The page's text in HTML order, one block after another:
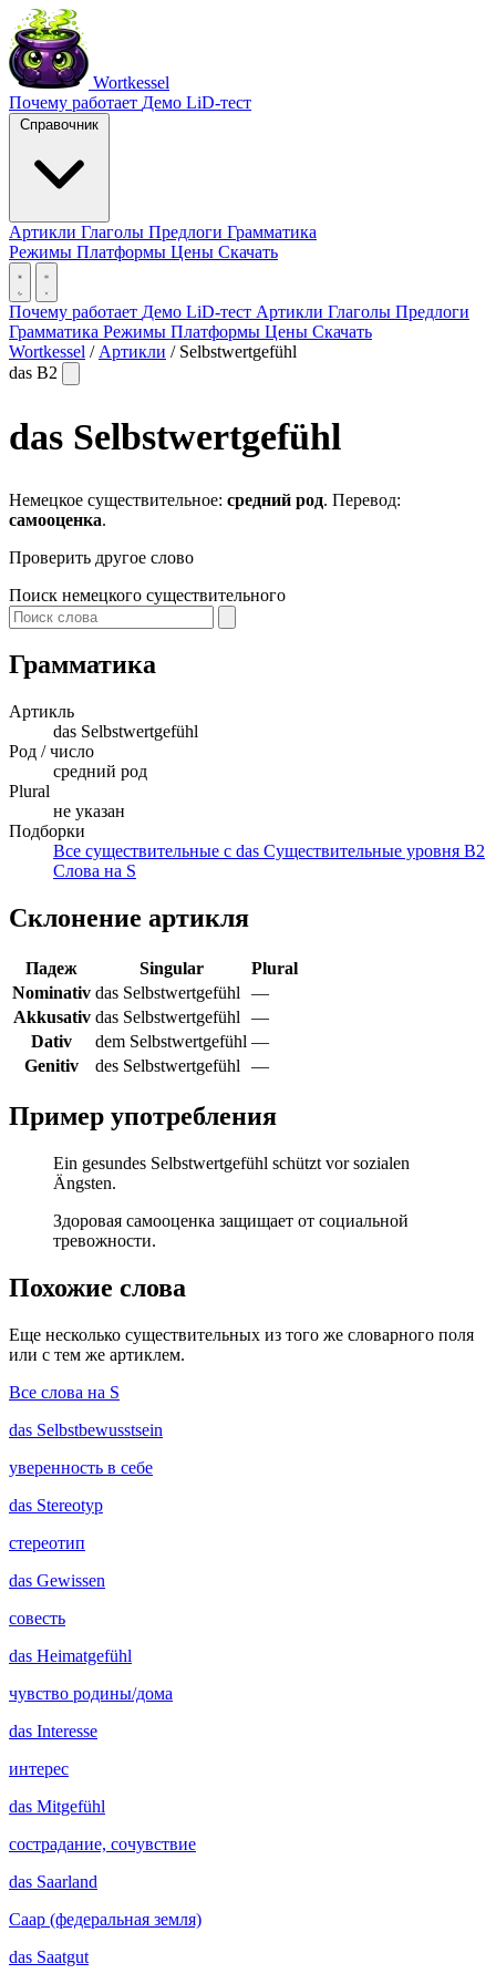
Wortkessel
Почему работает Демо LiD-тест
Справочник
Артикли Глаголы Предлоги Грамматика
Режимы Платформы Цены Скачать
Почему работает Демо LiD-тест Артикли Глаголы Предлоги
Грамматика Режимы Платформы Цены Скачать
Wortkessel / Артикли / Selbstwertgefühl
das B2
das Selbstwertgefühl
Немецкое существительное: средний род. Перевод:
самооценка.
Проверить другое слово
Поиск немецкого существительного
Грамматика
Артикль
das Selbstwertgefühl
Род / число
средний род
Plural
не указан
Подборки
Все существительные с das Существительные уровня B2
Слова на S
Склонение артикля
Падеж Singular
Plural
Nominativ das Selbstwertgefühl
—
Akkusativ das Selbstwertgefühl
—
Dativ
dem Selbstwertgefühl —
Genitiv
des Selbstwertgefühl —
Пример употребления
Ein gesundes Selbstwertgefühl schützt vor sozialen
Ängsten.
Здоровая самооценка защищает от социальной
тревожности.
Похожие слова
Еще несколько существительных из того же словарного поля
или с тем же артиклем.
Все слова на S
das Selbstbewusstsein
уверенность в себе
das Stereotyp
стереотип
das Gewissen
совесть
das Heimatgefühl
чувство родины/дома
das Interesse
интерес
das Mitgefühl
сострадание, сочувствие
das Saarland
Саар (федеральная земля)
das Saatgut